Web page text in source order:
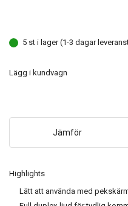
Highlights
Lätt att använda med
5 st i lager (1-3 dagar
Lägg i kundvagn
Jämför